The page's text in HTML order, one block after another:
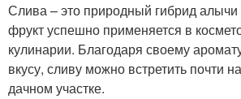
Слива – это природный гибрид алычи
фрукт успешно применяется в
кулинарии. Благодаря своему
вкусу, сливу можно встретить почти
дачном участке.